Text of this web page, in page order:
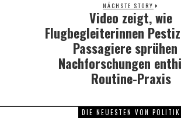
NÄCHSTE STORY
Next
post:
Video zeigt, wie
Flugbegleiterinnen
Passagiere
Nachforschungen
Routine-Praxis
DIE NEUESTEN VON POLITIK